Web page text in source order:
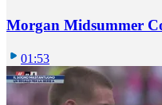
Morgan Midsummer
01:53